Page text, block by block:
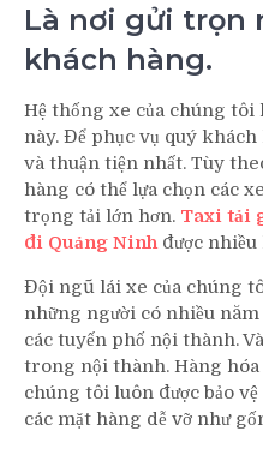
Là nơi gửi trọn
khách hàng.
Hệ thống xe của chúng
này. Để phục vụ quý
và thuận tiện nhất. Tùy
hàng có thể lựa chọn các
trọng tải lớn hơn. Taxi tải
đi Quảng Ninh được
Đội ngũ lái xe của chúng
những người có nhiều
các tuyến phố nội thành.
trong nội thành. Hàng
chúng tôi luôn được bảo
các mặt hàng dễ vỡ như